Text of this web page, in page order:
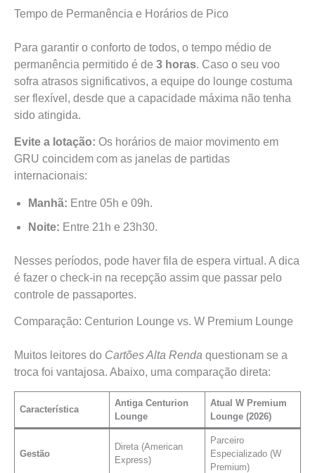
Tempo de Permanência e Horários de Pico
Para garantir o conforto de todos, o tempo médio de
permanência permitido é de 3 horas. Caso o seu voo
sofra atrasos significativos, a equipe do lounge costuma
ser flexível, desde que a capacidade máxima não tenha
sido atingida.
Evite a lotação: Os horários de maior movimento em
GRU coincidem com as janelas de partidas
internacionais:
Manhã: Entre 05h e 09h.
Noite: Entre 21h e 23h30.
Nesses períodos, pode haver fila de espera virtual. A dica
é fazer o check-in na recepção assim que passar pelo
controle de passaportes.
Comparação: Centurion Lounge vs. W Premium Lounge
Muitos leitores do Cartões Alta Renda questionam se a
troca foi vantajosa. Abaixo, uma comparação direta:
Característica
Antiga Centurion
Lounge
Atual W Premium
Lounge (2026)
Gestão
Direta (American
Express)
Parceiro
Especializado (W
Premium)